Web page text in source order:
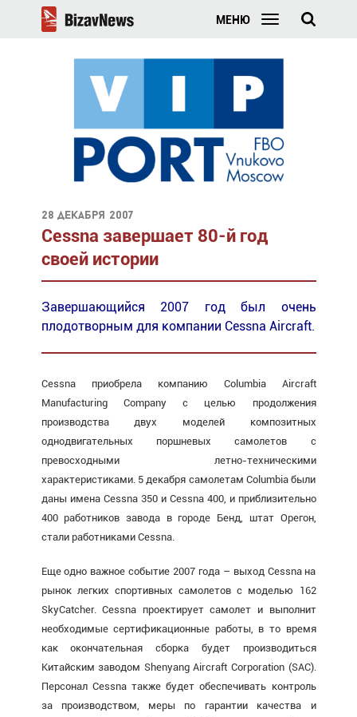
МЕНЮ
28 декабря 2007
Cessna завершает 80-й год
своей истории
Завершающийся 2007 год был очень
плодотворным для компании Cessna Aircraft.
Cessna приобрела компанию Columbia Aircraft
Manufacturing Company с целью продолжения
производства двух моделей композитных
однодвигательных поршневых самолетов с
превосходными летно-техническими
характеристиками. 5 декабря самолетам Columbia были
даны имена Cessna 350 и Cessna 400, и приблизительно
400 работников завода в городе Бенд, штат Орегон,
стали работниками Cessna.
Еще одно важное событие 2007 года – выход Cessna на
рынок легких спортивных самолетов с моделью 162
SkyCatcher. Cessna проектирует самолет и выполнит
необходимые сертификационные работы, в то время
как окончательная сборка будет производиться
Китайским заводом Shenyang Aircraft Corporation (SAC).
Персонал Cessna также будет обеспечивать контроль
за производством, меры по гарантии качества и